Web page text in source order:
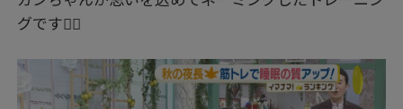
グです👍🏻